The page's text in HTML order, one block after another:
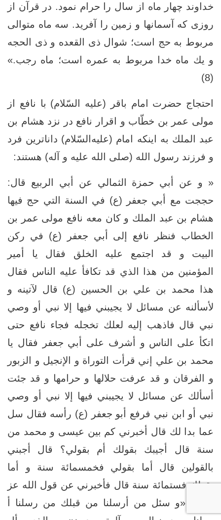
خداوند چهار ماه از سال را حرام نمود. در قرآن از
روزى كه آسمانها و زمين را آفريد. سه ماه متوالى
مربوط به حج است؛ شوال ذی القعده و ذى الحجه
و يك ماه خدا مربوط به عمره است؛ ماه رجب.»
(8)
احتجاج حضرت امام باقر (علیه السّلام) با نافع از
مولى عمر بن خطّاب و اقرار نافع در نزد هشام بن
عبد الملك به اینکه امام (عليه‌السّلام) داناترین فرد
و فرزند رسول الله (صلی الله علیه و آله) هستند:
« و عن أبي حمزة الثمالي عن أبي الربيع قال:
حججت مع أبي جعفر (ع) في السنة التي حج فيها
هشام بن عبد الملك و كان معه نافع مولى عمر بن
الخطاب فنظر نافع إلى أبي جعفر (ع) في ركن
البيت و قد اجتمع عليه الخلق فقال يا أمير
المؤمنين من هذا الذي قد تكافأ عليه الناس فقال
هذا محمد بن علي بن الحسين (ع) قال لآتينه و
لأسألنه عن مسائل لا يجيبني فيها إلا نبي أو وصي
نبي قال فاذهب إليه لعلك تخجله فجاء نافع حتى
اتكأ على الناس و أشرف على أبي جعفر فقال يا
محمد بن علي إني قرأت التوراة و الإنجيل و الزبور
و الفرقان و قد عرفت حلالها و حرامها و قد جئت
أسألك عن مسائل لا يجيبني فيها إلا نبي أو وصي
نبي أو ابن نبي فرفع أبو جعفر (ع) رأسه فقال سل
عما بدا لك قال أخبرني كم بين عيسى و محمد من
سنة قال أجيبك بقولك أم بقولي؟ قال أجبني
بالقولين قال أما بقولي فخمسمائة سنة و أما
بقولك فستمائة سنة قال فأخبرني عن قول الله عز
و جل «و سئل من أرسلنا من قبلك من رسلنا أ